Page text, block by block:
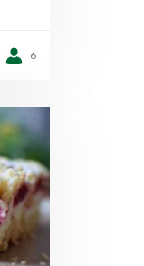
6